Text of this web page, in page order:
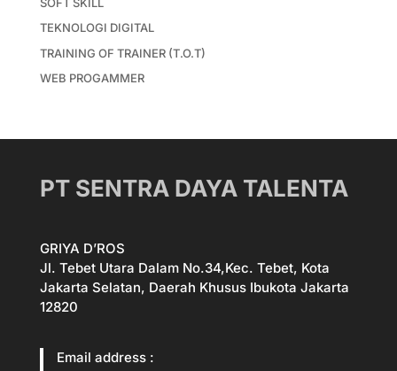
TEKNOLOGI DIGITAL
TRAINING OF TRAINER (T.O.T)
WEB PROGAMMER
PT SENTRA DAYA TALENTA
GRIYA D’ROS
Jl. Tebet Utara Dalam No.34,Kec. Tebet, Kota
Jakarta Selatan, Daerah Khusus Ibukota Jakarta
12820
Email address :